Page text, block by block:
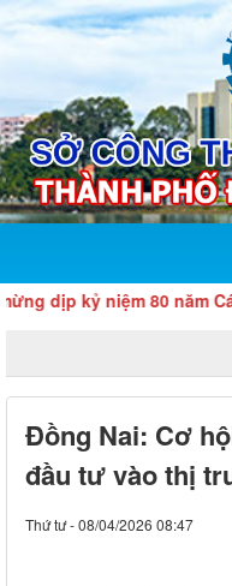
kỷ niệm 80 năm Cách
Đồng Nai: Cơ
đầu tư vào thị
Thứ tư - 08/04/2026 08:47